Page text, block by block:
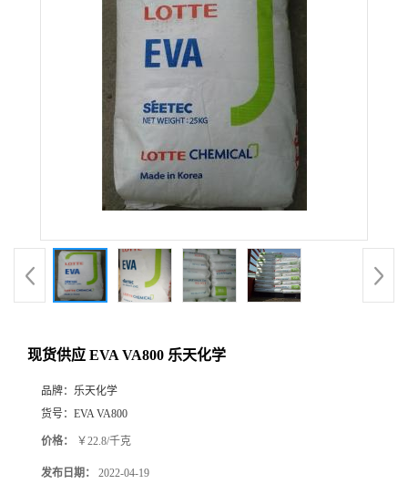
现货供应 EVA VA800 乐天化学
品牌： 乐天化学
货号： EVA VA800
价格： ￥22.8/千克
发布日期： 2022-04-19